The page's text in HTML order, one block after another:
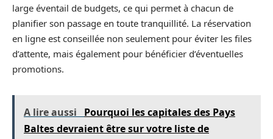
large éventail de budgets, ce qui permet à chacun de
planifier son passage en toute tranquillité. La réservation
en ligne est conseillée non seulement pour éviter les files
d’attente, mais également pour bénéficier d’éventuelles
promotions.
A lire aussi
Pourquoi les capitales des Pays
Baltes devraient être sur votre liste de